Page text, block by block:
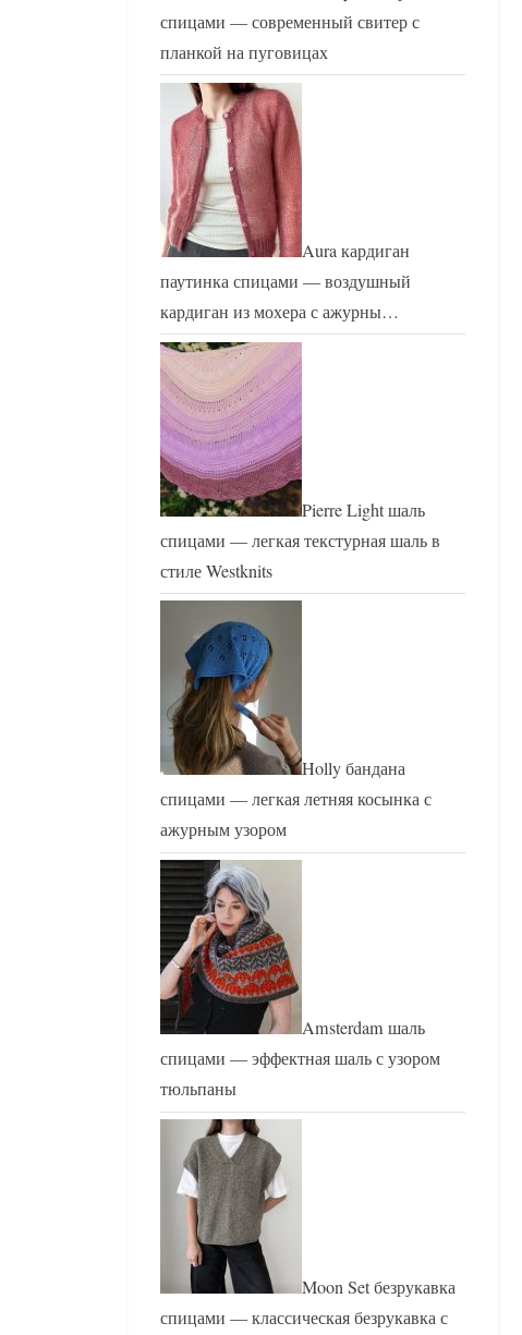
спицами — современный свитер с
планкой на пуговицах
Aura кардиган
паутинка спицами — воздушный
кардиган из мохера с ажурны…
Pierre Light шаль
спицами — легкая текстурная шаль в
стиле Westknits
Holly бандана
спицами — легкая летняя косынка с
ажурным узором
Amsterdam шаль
спицами — эффектная шаль с узором
тюльпаны
Moon Set безрукавка
спицами — классическая безрукавка с